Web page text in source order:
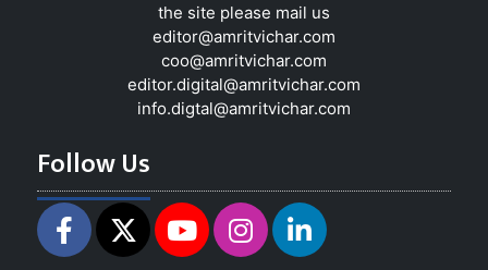
the site please mail us
editor@amritvichar.com
coo@amritvichar.com
editor.digital@amritvichar.com
info.digtal@amritvichar.com
Follow Us